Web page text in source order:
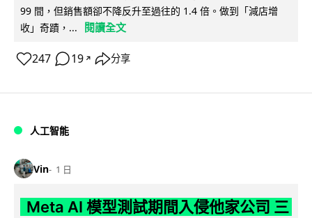
99 間，但銷售額卻不降反升至過往的 1.4 倍。做到「減店增
收」奇蹟，...
閱讀全文
247 19 ↗ 分享
人工智能
Vin 1 日
Meta AI 模型測試期間入侵他家公司 三